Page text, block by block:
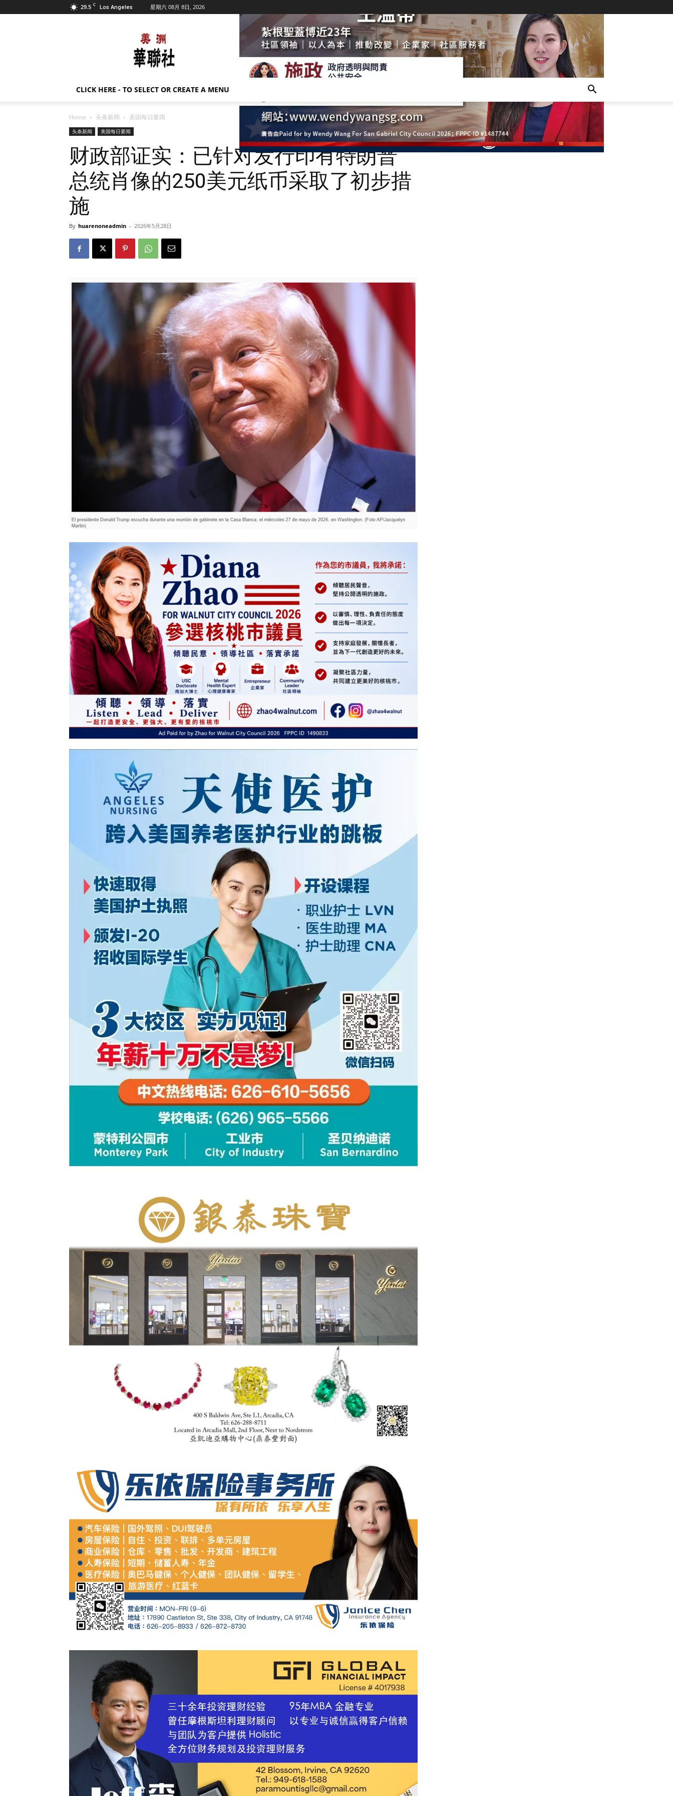
29.5 C Los Angeles 星期六 08月 8日, 2026
美
洲
华
联
CLICK HERE - TO SELECT OR CREATE A MENU
Home 头条新闻 美国每日要闻
头条新闻 美国每日要闻
财政部证实：已针对发行印有特朗普
总统肖像的250美元纸币采取了初步措
施
By huarenoneadmin - 2026年5月28日
- Advertisement -